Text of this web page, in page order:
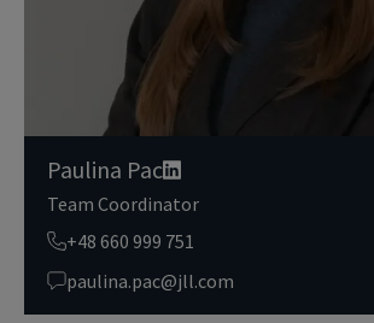
Paulina Pac
Team Coordinator
+48 660 999 751
paulina.pac@jll.com